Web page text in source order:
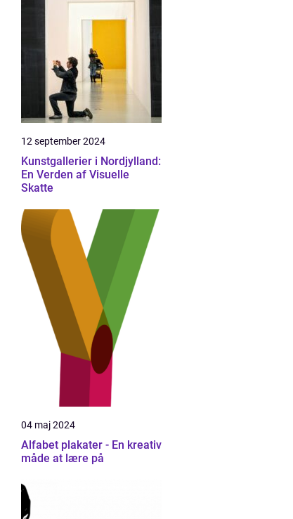
12 september 2024
Kunstgallerier i Nordjylland:
En Verden af Visuelle
Skatte
04 maj 2024
Alfabet plakater - En kreativ
måde at lære på